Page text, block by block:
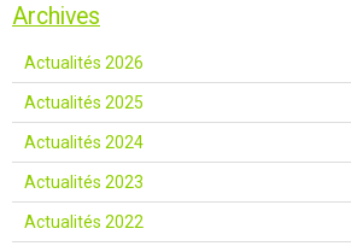
Archives
Actualités 2026
Actualités 2025
Actualités 2024
Actualités 2023
Actualités 2022